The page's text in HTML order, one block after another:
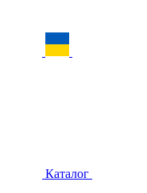
Каталог